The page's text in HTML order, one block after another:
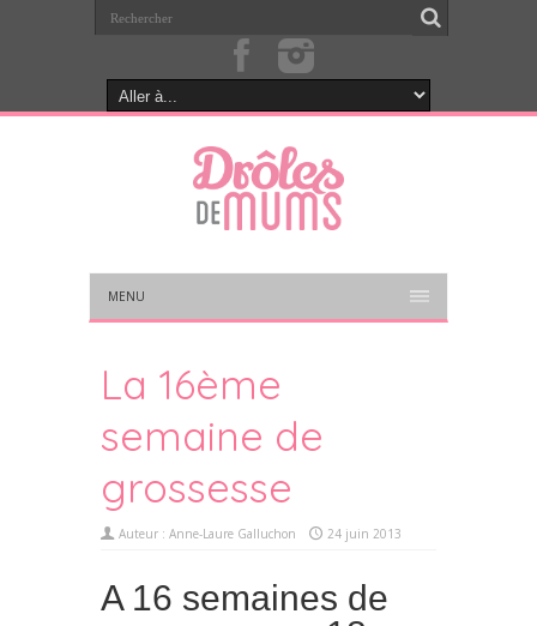
MENU
La 16ème
semaine de
grossesse
Auteur : Anne-Laure Galluchon 24 juin 2013
A 16 semaines de